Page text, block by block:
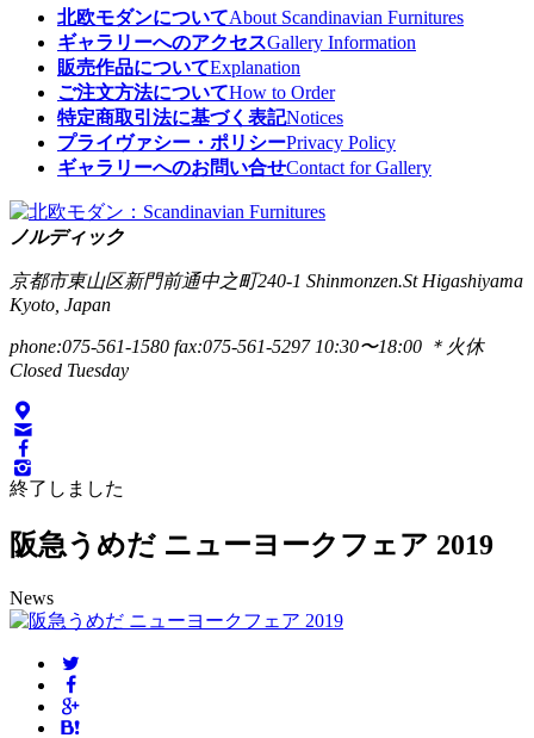
北欧モダンについてAbout Scandinavian Furnitures
ギャラリーへのアクセスGallery Information
販売作品についてExplanation
ご注文方法についてHow to Order
特定商取引法に基づく表記Notices
プライヴァシー・ポリシーPrivacy Policy
ギャラリーへのお問い合せContact for Gallery
ノルディック
京都市東山区新門前通中之町240-1 Shinmonzen.St Higashiyama
Kyoto, Japan
phone:075-561-1580 fax:075-561-5297 10:30〜18:00 ＊火休
Closed Tuesday
終了しました
阪急うめだ ニューヨークフェア 2019
News